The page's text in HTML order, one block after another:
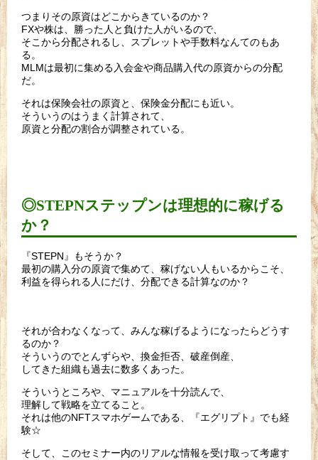
つまりその原資はどこからきているのか？
FXや株は、勝った人と負けた人がいるので、
そこから分配されるし、スプレットや手数料なんてのもあ
る。
MLMは最初に集める入会金や商品購入代の原資からの分配
だ。
それは保険会社の原資と、保険金分配にも近い。
そういうのはうまく計算されて、
原資と分配の割合が調整されている。
◎STEPNステップンは理想的に稼げる
か？
『STEPN』もそうか？
最初の購入分の原資で集めて、稼げない人もいるからこそ、
利益を得られる人にだけ、分配できる計算なのか？
それが合わなくなって、みんな稼げるようになったらどうす
るのか？
そういうのでとんずらや、換金拒否、破産倒産、
してきた組織も過去に数多くあった。
そういうところや、マニュアルを十分読んで、
理解して戦略を立てること。
それは他のNFTスマホゲームである、『エグリプト』でも経
験☆
そして、このセミナー内のリアルな情報を受け取って考慮す